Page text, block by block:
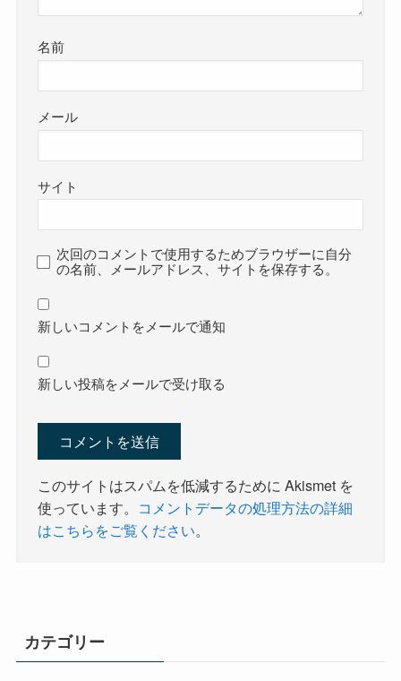
名前
メール
サイト
次回のコメントで使用するためブラウザーに自分
の名前、メールアドレス、サイトを保存する。
新しいコメントをメールで通知
新しい投稿をメールで受け取る
このサイトはスパムを低減するために Akismet を
使っています。 コメントデータの処理方法の詳細
はこちらをご覧ください。
カテゴリー